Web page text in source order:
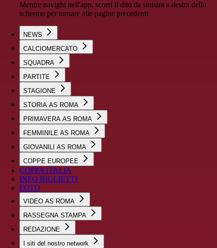
Mentre navighi nell'app, scorri il dito da sinistra a destra dello
schermo per tornare alle pagine precedenti
NEWS
CALCIOMERCATO
SQUADRA
PARTITE
STAGIONE
STORIA AS ROMA
PRIMAVERA AS ROMA
FEMMINILE AS ROMA
GIOVANILI AS ROMA
COPPE EUROPEE
COPPA ITALIA
INFO BIGLIETTI
FOTO
VIDEO AS ROMA
RASSEGNA STAMPA
REDAZIONE
I siti del nostro network